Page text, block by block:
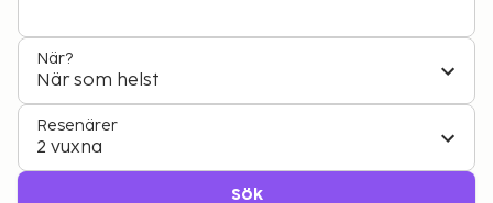
När?
När som helst
Resenärer
2 vuxna
Sök